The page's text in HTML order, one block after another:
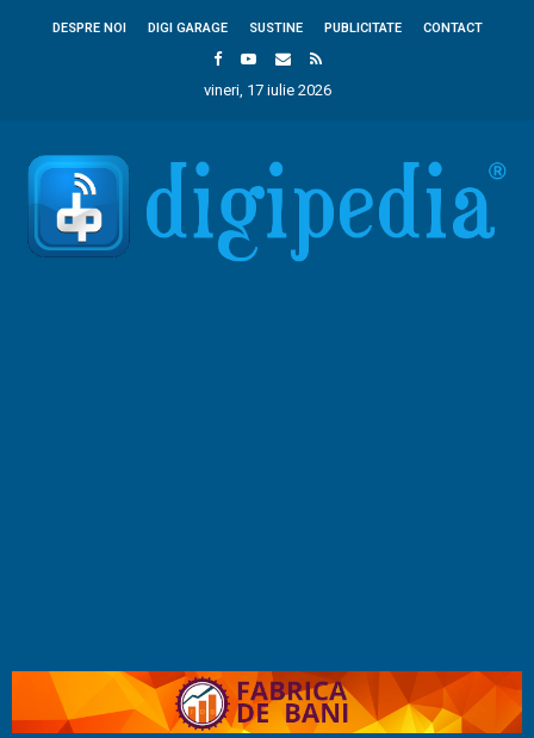
DESPRE NOI DIGI GARAGE SUSTINE PUBLICITATE CONTACT
vineri, 17 iulie 2026